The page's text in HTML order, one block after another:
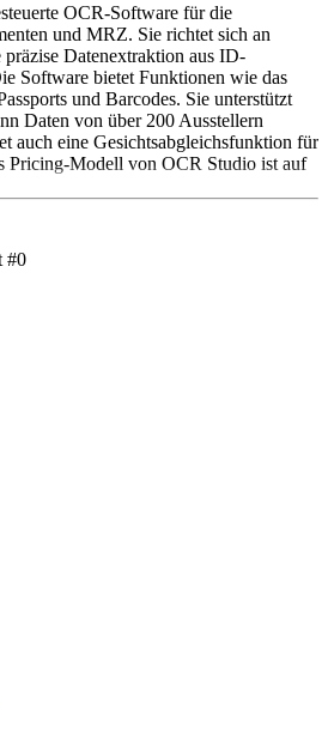
OCR-Software für die
und MRZ. Sie richtet sich an
Datenextraktion aus ID-
Software bietet Funktionen wie das
und Barcodes. Sie unterstützt
Daten von über 200 Ausstellern
auch eine Gesichtsabgleichsfunktion für
Pricing-Modell von OCR Studio ist auf